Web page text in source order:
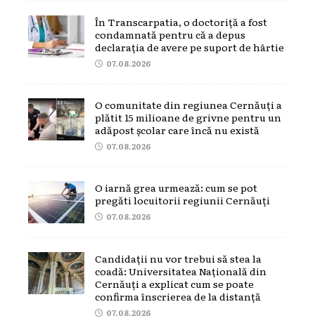
În Transcarpatia, o doctoriță a fost
condamnată pentru că a depus
declarația de avere pe suport de hârtie
07.08.2026
O comunitate din regiunea Cernăuți a
plătit 15 milioane de grivne pentru un
adăpost școlar care încă nu există
07.08.2026
O iarnă grea urmează: cum se pot
pregăti locuitorii regiunii Cernăuți
07.08.2026
Candidații nu vor trebui să stea la
coadă: Universitatea Națională din
Cernăuți a explicat cum se poate
confirma înscrierea de la distanță
07.08.2026